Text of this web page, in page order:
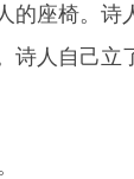
的座椅。诗
诗人自己立